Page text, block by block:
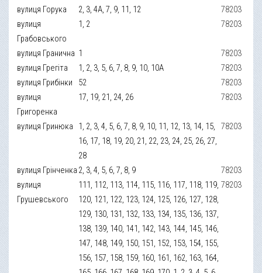
вулиця Горука
2, 3, 4А, 7, 9, 11, 12
78203
вулиця
Грабовського
1, 2 78203
вулиця Гранична 1
78203
вулиця Грегіта
1, 2, 3, 5, 6, 7, 8, 9, 10, 10А
78203
вулиця Грибінки
52
78203
вулиця
Григоренка
17, 19, 21, 24, 26 78203
вулиця Гринюка
1, 2, 3, 4, 5, 6, 7, 8, 9, 10, 11, 12, 13, 14, 15,
16, 17, 18, 19, 20, 21, 22, 23, 24, 25, 26, 27,
28
78203
вулиця Грінченка 2, 3, 4, 5, 6, 7, 8, 9
78203
вулиця
Грушевського
111, 112, 113, 114, 115, 116, 117, 118, 119,
120, 121, 122, 123, 124, 125, 126, 127, 128,
129, 130, 131, 132, 133, 134, 135, 136, 137,
138, 139, 140, 141, 142, 143, 144, 145, 146,
147, 148, 149, 150, 151, 152, 153, 154, 155,
156, 157, 158, 159, 160, 161, 162, 163, 164,
78203